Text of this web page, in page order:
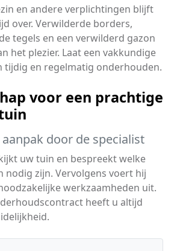
en andere verplichtingen blijft
over. Verwilderde borders,
tegels en een verwilderd gazon
het plezier. Laat een vakkundige
tijdig en regelmatig onderhouden.
voor een prachtige
door de specialist
uw tuin en bespreekt welke
nodig zijn. Vervolgens voert hij
werkzaamheden uit.
heeft u altijd